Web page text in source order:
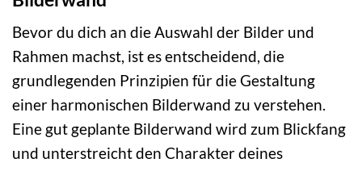
Bevor du dich an die Auswahl der Bilder und
Rahmen machst, ist es entscheidend, die
grundlegenden Prinzipien für die Gestaltung
einer harmonischen Bilderwand zu verstehen.
Eine gut geplante Bilderwand wird zum Blickfang
und unterstreicht den Charakter deines